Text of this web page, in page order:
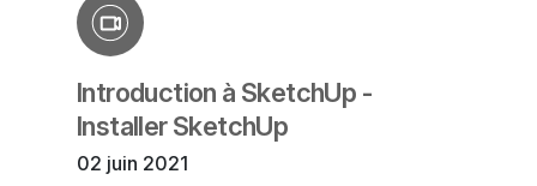
Introduction à SketchUp -
Installer SketchUp
02 juin 2021